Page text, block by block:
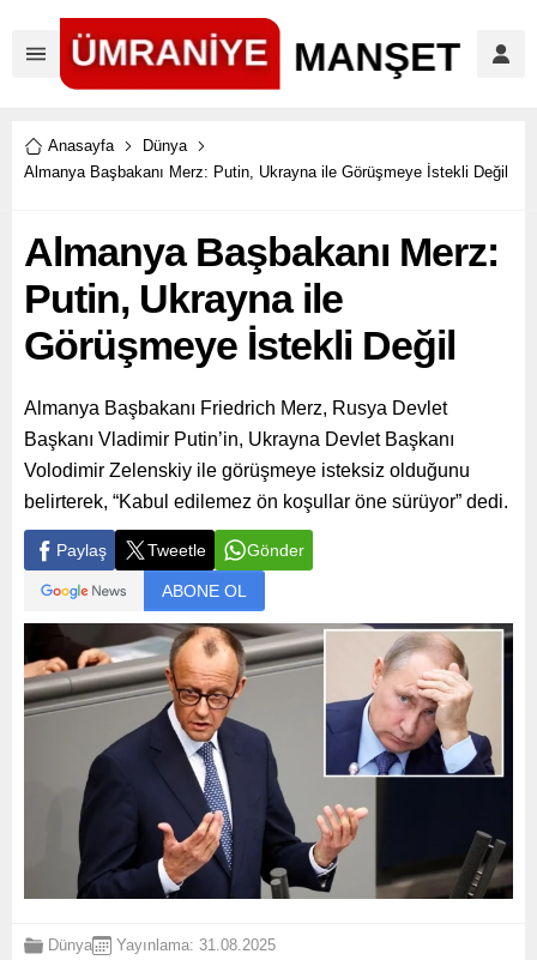
Anasayfa
Dünya
Almanya Başbakanı Merz: Putin, Ukrayna ile Görüşmeye İstekli Değil
Almanya Başbakanı Merz:
Putin, Ukrayna ile
Görüşmeye İstekli Değil
Almanya Başbakanı Friedrich Merz, Rusya Devlet
Başkanı Vladimir Putin’in, Ukrayna Devlet Başkanı
Volodimir Zelenskiy ile görüşmeye isteksiz olduğunu
belirterek, “Kabul edilemez ön koşullar öne sürüyor” dedi.
Paylaş Tweetle Gönder
ABONE OL
Dünya Yayınlama: 31.08.2025